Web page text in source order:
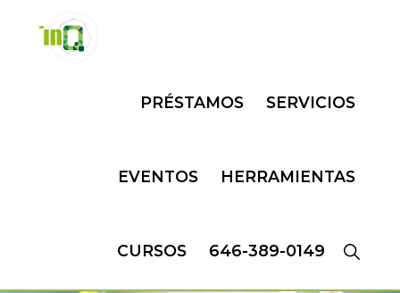
PRÉSTAMOS SERVICIOS
EVENTOS HERRAMIENTAS
CURSOS 646-389-0149